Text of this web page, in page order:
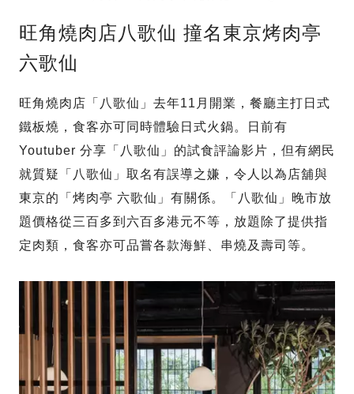
旺角燒肉店八歌仙 撞名東京烤肉亭
六歌仙
旺角燒肉店「八歌仙」去年11月開業，餐廳主打日式
鐵板燒，食客亦可同時體驗日式火鍋。日前有
Youtuber 分享「八歌仙」的試食評論影片，但有網民
就質疑「八歌仙」取名有誤導之嫌，令人以為店舖與
東京的「烤肉亭 六歌仙」有關係。「八歌仙」晚市放
題價格從三百多到六百多港元不等，放題除了提供指
定肉類，食客亦可品嘗各款海鮮、串燒及壽司等。